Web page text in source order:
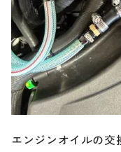
エンジンオイルの